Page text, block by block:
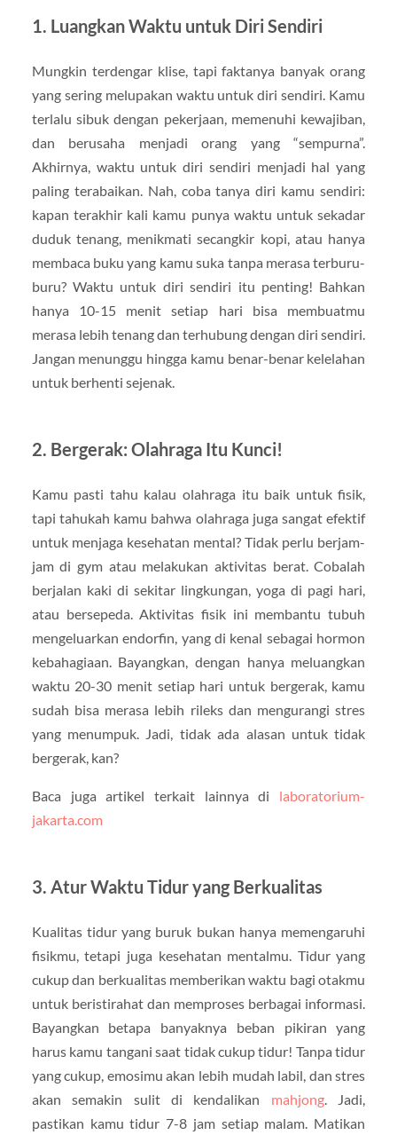
1. Luangkan Waktu untuk Diri Sendiri
Mungkin terdengar klise, tapi faktanya banyak orang
yang sering melupakan waktu untuk diri sendiri. Kamu
terlalu sibuk dengan pekerjaan, memenuhi kewajiban,
dan berusaha menjadi orang yang “sempurna”.
Akhirnya, waktu untuk diri sendiri menjadi hal yang
paling terabaikan. Nah, coba tanya diri kamu sendiri:
kapan terakhir kali kamu punya waktu untuk sekadar
duduk tenang, menikmati secangkir kopi, atau hanya
membaca buku yang kamu suka tanpa merasa terburu-
buru? Waktu untuk diri sendiri itu penting! Bahkan
hanya 10-15 menit setiap hari bisa membuatmu
merasa lebih tenang dan terhubung dengan diri sendiri.
Jangan menunggu hingga kamu benar-benar kelelahan
untuk berhenti sejenak.
2. Bergerak: Olahraga Itu Kunci!
Kamu pasti tahu kalau olahraga itu baik untuk fisik,
tapi tahukah kamu bahwa olahraga juga sangat efektif
untuk menjaga kesehatan mental? Tidak perlu berjam-
jam di gym atau melakukan aktivitas berat. Cobalah
berjalan kaki di sekitar lingkungan, yoga di pagi hari,
atau bersepeda. Aktivitas fisik ini membantu tubuh
mengeluarkan endorfin, yang di kenal sebagai hormon
kebahagiaan. Bayangkan, dengan hanya meluangkan
waktu 20-30 menit setiap hari untuk bergerak, kamu
sudah bisa merasa lebih rileks dan mengurangi stres
yang menumpuk. Jadi, tidak ada alasan untuk tidak
bergerak, kan?
Baca juga artikel terkait lainnya di laboratorium-
jakarta.com
3. Atur Waktu Tidur yang Berkualitas
Kualitas tidur yang buruk bukan hanya memengaruhi
fisikmu, tetapi juga kesehatan mentalmu. Tidur yang
cukup dan berkualitas memberikan waktu bagi otakmu
untuk beristirahat dan memproses berbagai informasi.
Bayangkan betapa banyaknya beban pikiran yang
harus kamu tangani saat tidak cukup tidur! Tanpa tidur
yang cukup, emosimu akan lebih mudah labil, dan stres
akan semakin sulit di kendalikan mahjong. Jadi,
pastikan kamu tidur 7-8 jam setiap malam. Matikan